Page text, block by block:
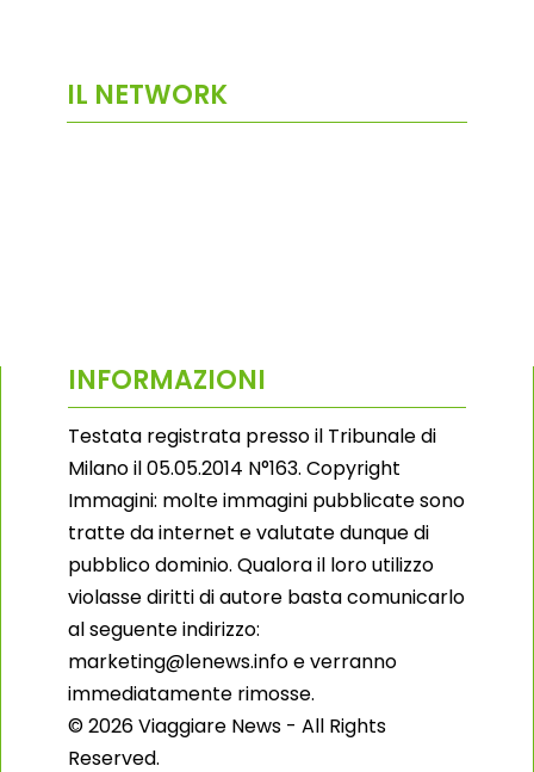
IL NETWORK
INFORMAZIONI
Testata registrata presso il Tribunale di
Milano il 05.05.2014 N°163. Copyright
Immagini: molte immagini pubblicate sono
tratte da internet e valutate dunque di
pubblico dominio. Qualora il loro utilizzo
violasse diritti di autore basta comunicarlo
al seguente indirizzo:
marketing@lenews.info e verranno
immediatamente rimosse.
© 2026 Viaggiare News - All Rights
Reserved.